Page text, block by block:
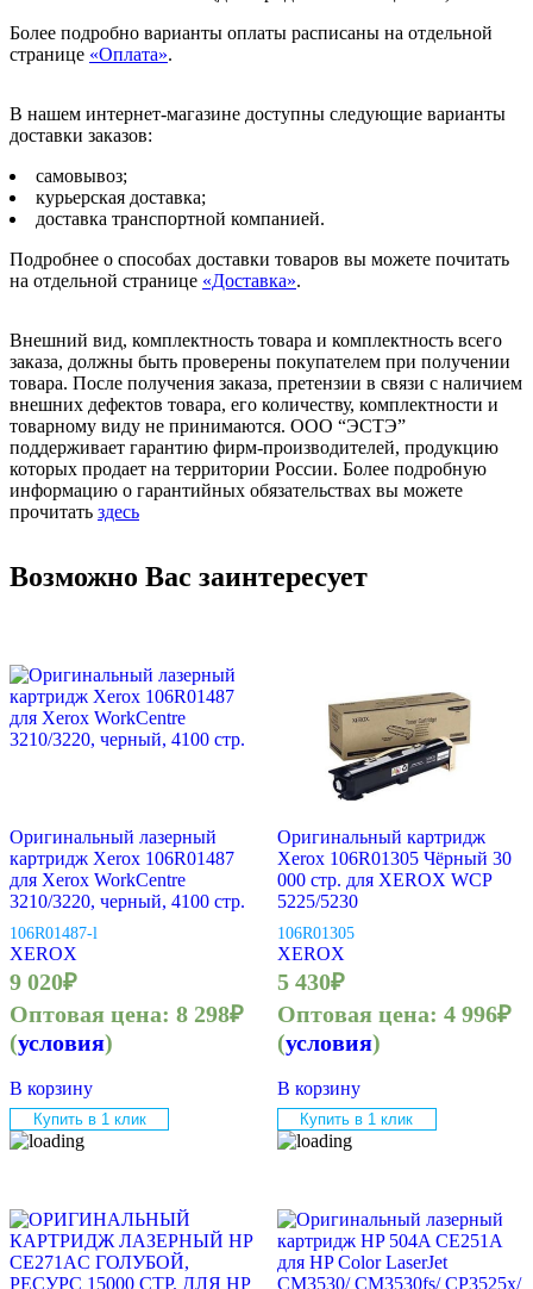
Более подробно варианты оплаты расписаны на отдельной
странице «Оплата».
В нашем интернет-магазине доступны следующие варианты
доставки заказов:
самовывоз;
курьерская доставка;
доставка транспортной компанией.
Подробнее о способах доставки товаров вы можете почитать
на отдельной странице «Доставка».
Внешний вид, комплектность товара и комплектность всего
заказа, должны быть проверены покупателем при получении
товара. После получения заказа, претензии в связи с наличием
внешних дефектов товара, его количеству, комплектности и
товарному виду не принимаются. ООО “ЭСТЭ”
поддерживает гарантию фирм-производителей, продукцию
которых продает на территории России. Более подробную
информацию о гарантийных обязательствах вы можете
прочитать здесь
Возможно Вас заинтересует
Оригинальный лазерный
картридж Xerox 106R01487
для Xerox WorkCentre
3210/3220, черный, 4100 стр.
106R01487-l
XEROX
9 020₽
Оптовая цена: 8 298₽
(условия)
В корзину
Купить в 1 клик
Оригинальный картридж
Xerox 106R01305 Чёрный 30
000 стр. для XEROX WCP
5225/5230
106R01305
XEROX
5 430₽
Оптовая цена: 4 996₽
(условия)
В корзину
Купить в 1 клик